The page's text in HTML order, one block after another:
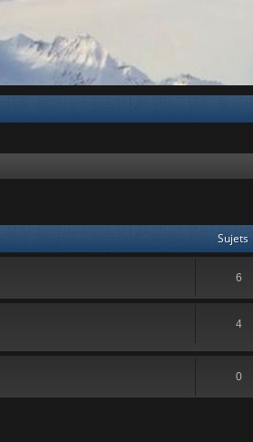
Sujets
6
4
0